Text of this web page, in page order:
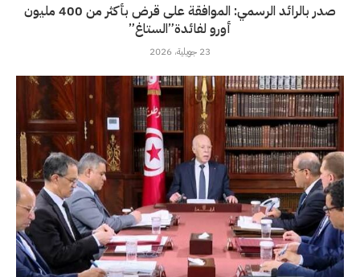
صدر بالرائد الرسمي: الموافقة على قرض بأكثر من 400 مليون
أورو لفائدة”الستاغ”
23 جويلية، 2026